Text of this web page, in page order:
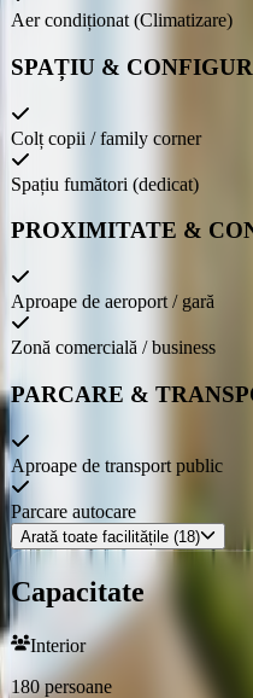
Aer condiționat (Climatizare)
SPAȚIU &
Colț copii / family corner
Spațiu fumători (dedicat)
PROXIMITATE &
Aproape de aeroport / gară
Zonă comercială / business
PARCARE &
Aproape de transport public
Parcare autocare
Arată toate facilitățile (18)
Capacitate
Interior
180persoane